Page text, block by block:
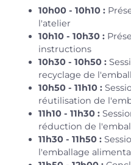
10h00 - 10h10 :
l'atelier
10h10 - 10h30 :
instructions
10h30 - 10h50 :
recyclage de
10h50 - 11h10 :
réutilisation de
11h10 - 11h30 :
réduction de
11h30 - 11h50 :
l'emballage